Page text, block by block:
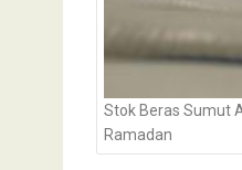
Stok Beras Sumut
Ramadan